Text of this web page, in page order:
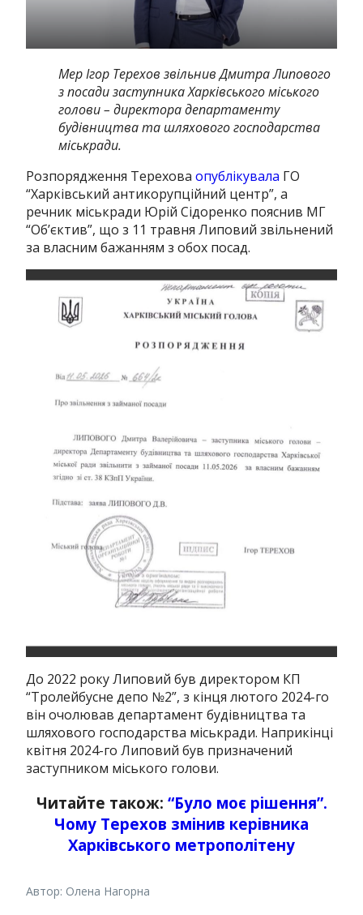
Мер Ігор Терехов звільнив Дмитра Липового
з посади заступника Харківського міського
голови – директора департаменту
будівництва та шляхового господарства
міськради.
Розпорядження Тереховаопублікувала ГО
“Харківський антикорупційний центр”, а
речник міськради Юрій Сідоренко пояснив МГ
“Об’єктив”, що з 11 травня Липовий звільнений
за власним бажанням з обох посад.
До 2022 року Липовий був директором КП
“Тролейбусне депо №2”, з кінця лютого 2024-го
він очолював департамент будівництва та
шляхового господарства міськради. Наприкінці
квітня 2024-го Липовий був призначений
заступником міського голови.
Читайте також: “Було моє рішення”.
Чому Терехов змінив керівника
Харківського метрополітену
Автор: Олена Нагорна